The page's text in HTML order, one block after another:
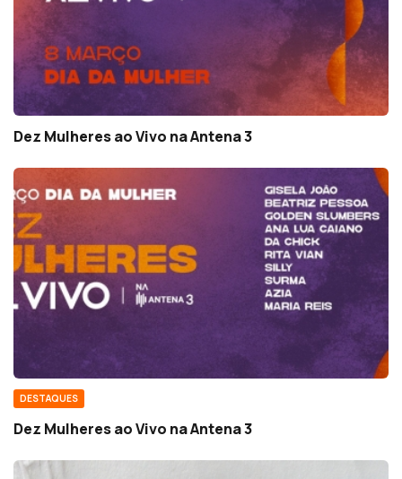
Dez Mulheres ao Vivo na Antena 3
DESTAQUES
Dez Mulheres ao Vivo na Antena 3